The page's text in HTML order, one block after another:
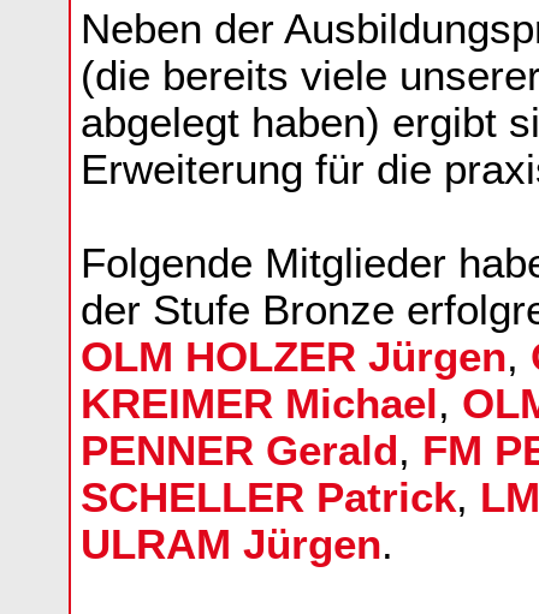
Neben der
(die bereits viele
abgelegt haben) ergibt
Erweiterung für die
Folgende Mitglieder
der Stufe Bronze
OLM HOLZER Jürgen,
KREIMER Michael,
PENNER Gerald, FM
SCHELLER Patrick,
ULRAM Jürgen.